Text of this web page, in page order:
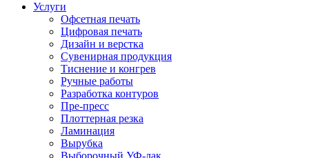
Услуги
Офсетная печать
Цифровая печать
Дизайн и верстка
Сувенирная продукция
Тиснение и конгрев
Ручные работы
Разработка контуров
Пре-пресс
Плоттерная резка
Ламинация
Вырубка
Выборочный УФ-лак